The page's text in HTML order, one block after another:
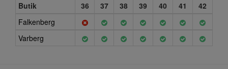
Butik
36 37 38 39 40 41
42
Falkenberg
Varberg